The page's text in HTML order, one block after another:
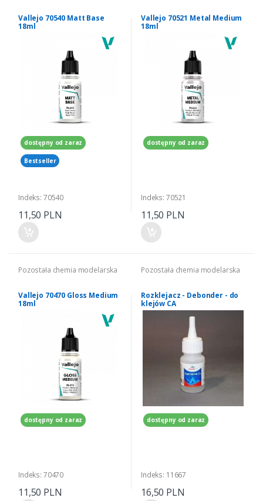
Vallejo 70540 Matt Base
18ml
dostępny od zaraz
Bestseller
Indeks: 70540
11,50 PLN
Vallejo 70521 Metal Medium
18ml
dostępny od zaraz
Indeks: 70521
11,50 PLN
Pozostała chemia modelarska
Vallejo 70470 Gloss Medium
18ml
dostępny od zaraz
Indeks: 70470
11,50 PLN
Pozostała chemia modelarska
Rozklejacz - Debonder - do
klejów CA
dostępny od zaraz
Indeks: 11667
16,50 PLN